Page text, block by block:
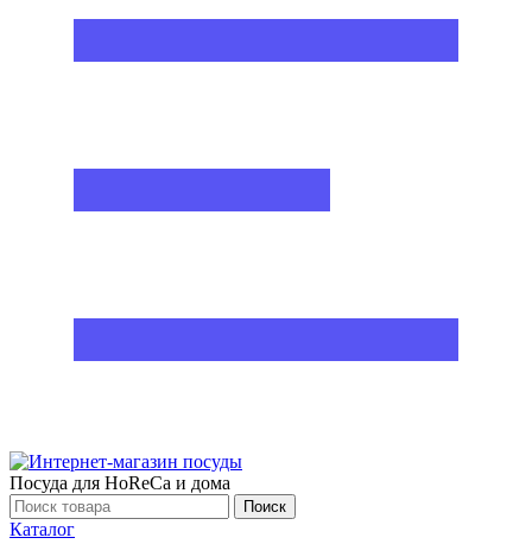
Посуда для HoReCa и дома
Поиск
Каталог